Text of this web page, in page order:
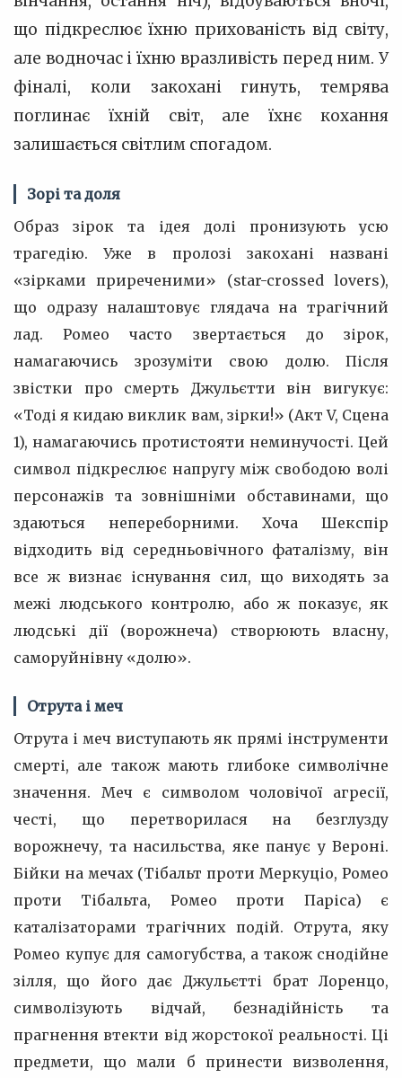
що підкреслює їхню прихованість від світу,
але водночас і їхню вразливість перед ним. У
фіналі, коли закохані гинуть, темрява
поглинає їхній світ, але їхнє кохання
залишається світлим спогадом.
Зорі та доля
Образ зірок та ідея долі пронизують усю
трагедію. Уже в пролозі закохані названі
«зірками приреченими» (star-crossed lovers),
що одразу налаштовує глядача на трагічний
лад. Ромео часто звертається до зірок,
намагаючись зрозуміти свою долю. Після
звістки про смерть Джульєтти він вигукує:
«Тоді я кидаю виклик вам, зірки!» (Акт V, Сцена
1), намагаючись протистояти неминучості. Цей
символ підкреслює напругу між свободою волі
персонажів та зовнішніми обставинами, що
здаються непереборними. Хоча Шекспір
відходить від середньовічного фаталізму, він
все ж визнає існування сил, що виходять за
межі людського контролю, або ж показує, як
людські дії (ворожнеча) створюють власну,
саморуйнівну «долю».
Отрута і меч
Отрута і меч виступають як прямі інструменти
смерті, але також мають глибоке символічне
значення. Меч є символом чоловічої агресії,
честі, що перетворилася на безглузду
ворожнечу, та насильства, яке панує у Вероні.
Бійки на мечах (Тібальт проти Меркуціо, Ромео
проти Тібальта, Ромео проти Паріса) є
каталізаторами трагічних подій. Отрута, яку
Ромео купує для самогубства, а також снодійне
зілля, що його дає Джульєтті брат Лоренцо,
символізують відчай, безнадійність та
прагнення втекти від жорстокої реальності. Ці
предмети, що мали б принести визволення,